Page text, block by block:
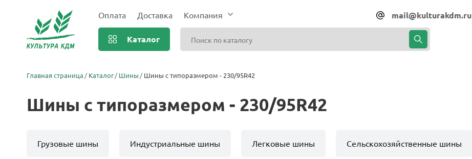
Оплата Доставка Компания mail@kulturakdm.ru
Каталог
Главная страница Каталог Шины Шины с типоразмером - 230/95R42
Шины с типоразмером - 230/95R42
Грузовые шины Индустриальные шины Легковые шины Сельскохозяйственные шины